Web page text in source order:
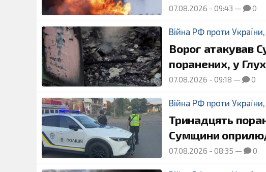
07.08.2026 - 09:43 — 0
Війна РФ проти України,
Ворог атакував
поранених, у
07.08.2026 - 09:18 — 0
Війна РФ проти України,
Тринадцять
Сумщини
07.08.2026 - 08:35 — 0